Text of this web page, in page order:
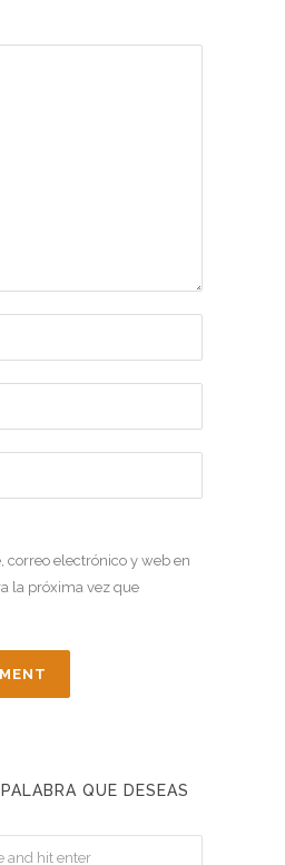
correo electrónico y web en
la próxima vez que
QUE DESEAS